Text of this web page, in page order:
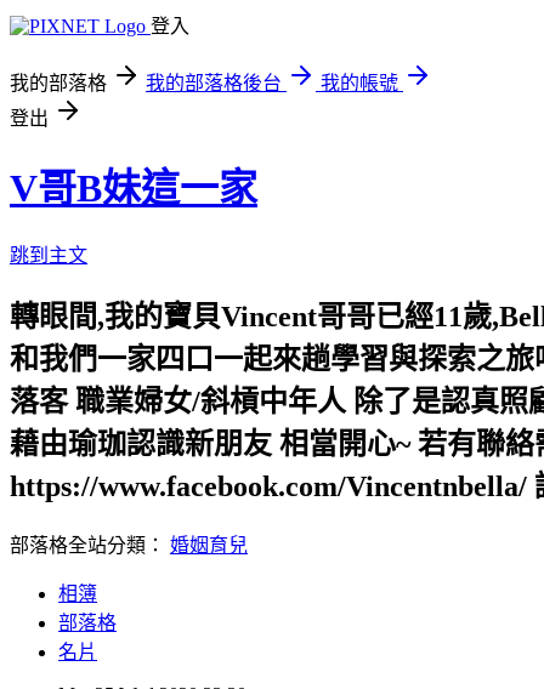
登入
我的部落格 我的部落格後台
我的帳號
登出
V哥B妹這一家
跳到主文
轉眼間,我的寶貝Vincent哥哥已經11歲
和我們一家四口一起來趟學習與探索之
落客 職業婦女/斜槓中年人 除了是認真
藉由瑜珈認識新朋友 相當開心~ 若有聯
https://www.facebook.com/Vincentnbella/
部落格全站分類： 婚姻育兒
相簿
部落格
名片